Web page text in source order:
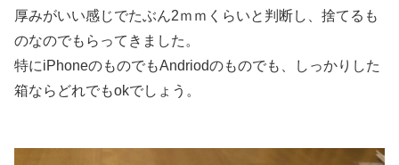
厚みがいい感じでたぶん2ｍｍくらいと判断し、捨てるも
のなのでもらってきました。
特にiPhoneのものでもAndriodのものでも、しっかりした
箱ならどれでもokでしょう。